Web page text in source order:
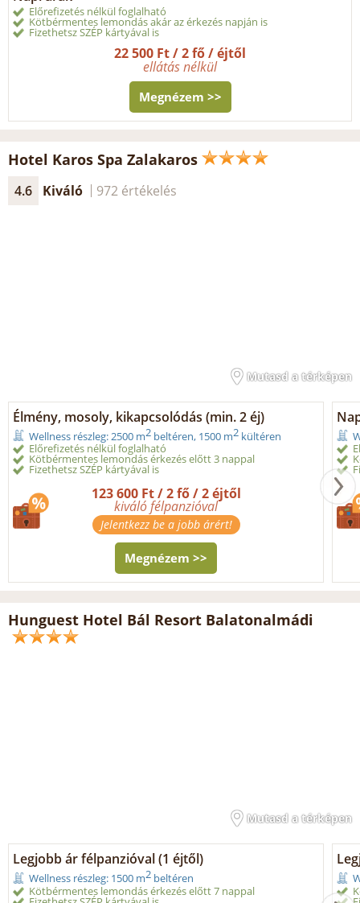
Előrefizetés nélkül foglalható
Kötbérmentes lemondás akár az érkezés napján is
Fizethetsz SZÉP kártyával is
22 500 Ft / 2 fő / éjtől
ellátás nélkül
Megnézem >>
Hotel Karos Spa Zalakaros
4.6 Kiváló 972 értékelés
Mutasd a térképen
Élmény, mosoly, kikapcsolódás (min. 2 éj)
Wellness részleg: 2500 m2 beltéren, 1500 m2 kültéren
Előrefizetés nélkül foglalható
Kötbérmentes lemondás érkezés előtt 3 nappal
Fizethetsz SZÉP kártyával is
123 600 Ft / 2 fő / 2 éjtől
kiváló félpanzióval
Jelentkezz be a jobb árért!
Megnézem >>
Hunguest Hotel Bál Resort Balatonalmádi
Mutasd a térképen
Legjobb ár félpanzióval (1 éjtől)
Wellness részleg: 1500 m2 beltéren
Kötbérmentes lemondás érkezés előtt 7 nappal